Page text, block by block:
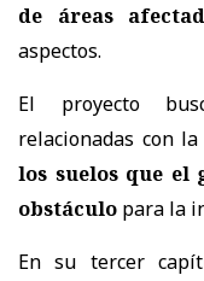
de áreas
aspectos.
El proyecto
relacionadas con la
los suelos que el
obstáculo para la
En su tercer